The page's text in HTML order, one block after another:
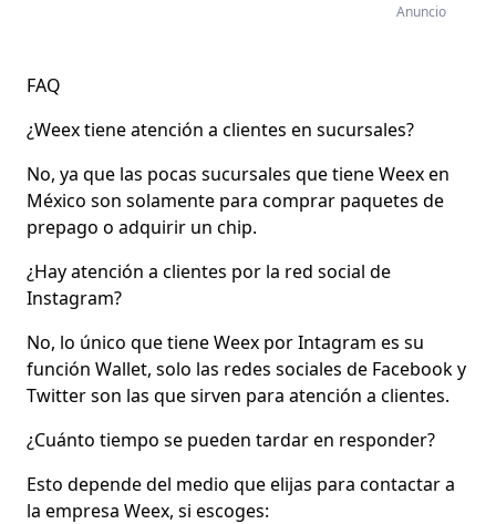
Anuncio
FAQ
¿Weex tiene atención a clientes en sucursales?
No, ya que las pocas sucursales que tiene Weex en
México son solamente para comprar paquetes de
prepago o adquirir un chip.
¿Hay atención a clientes por la red social de
Instagram?
No, lo único que tiene Weex por Intagram es su
función Wallet, solo las redes sociales de Facebook y
Twitter son las que sirven para atención a clientes.
¿Cuánto tiempo se pueden tardar en responder?
Esto depende del medio que elijas para contactar a
la empresa Weex, si escoges: